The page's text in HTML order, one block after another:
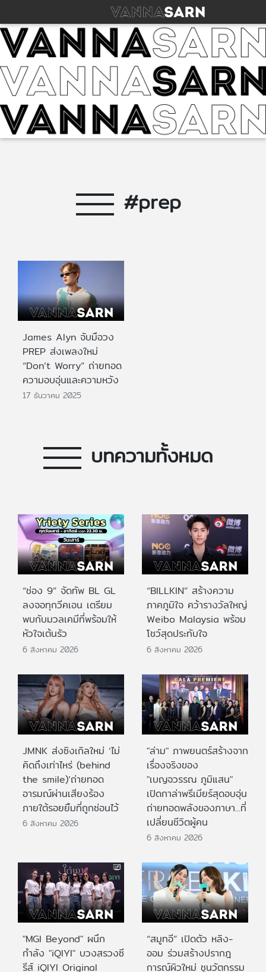
#prep
James Alyn จับมือวง
PREP ส่งเพลงใหม่
“Don’t Worry” ถ่ายทอด
ความอบอุ่นและความหวัง
17 ธันวาคม 2025
บทความทั้งหมด
“ช่อง 9” จัดทัพ BL GL
ลงจอทุกวีคเอน เตรียม
พบกับมวลเคมีที่พร้อมให้
หัวใจเต้นรัว
6 สิงหาคม 2026
“BILLKIN” สร้างความ
ภาคภูมิใจ คว้ารางวัลใหญ่
Weibo Malaysia พร้อม
โชว์สุดประทับใจ
6 สิงหาคม 2026
JMNK ส่งซิงเกิลใหม่ ‘ไม่
คิดถึงเท่าไหร่ (behind
the smile)’ถ่ายทอด
อารมณ์ผ่านเสียงร้อง
ภายใต้รอยยิ้มที่ถูกซ่อนไว้
6 สิงหาคม 2026
"ล่าม" ภาพยนตร์สร้างจาก
เรื่องจริงของ
"เบญจวรรณ ภูมิแสน"
เปิดกาล่าพรีเมียร์สุดอบอุ่น
ถ่ายทอดพลังของภาษา...ที่
เปลี่ยนชีวิตผู้คน
6 สิงหาคม 2026
"MGI Beyond" ผนึก
กำลัง "iQIYI" บวงสรวงซี
รีส์ iQIYI Original
“สมูทอี” เปิดตัว หลิง-
ออม ร่วมสร้างปรากฎ
การณ์ผิวใหม่ ชูนวัตกรรม